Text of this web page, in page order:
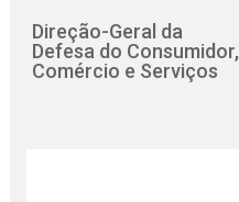
Direção-Geral da
Defesa do Consumidor,
Comércio e Serviços